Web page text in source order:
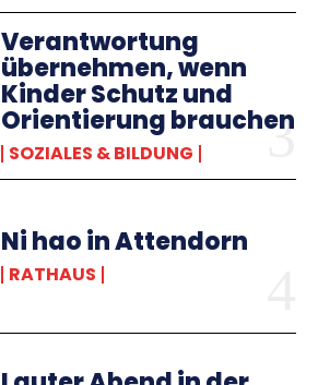
Verantwortung
übernehmen, wenn
Kinder Schutz und
Orientierung brauchen
SOZIALES & BILDUNG
Ni hao in Attendorn
RATHAUS